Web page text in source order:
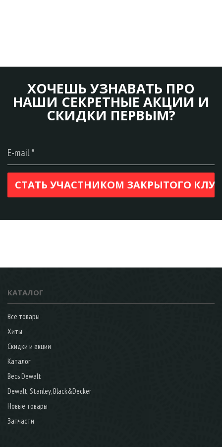
ХОЧЕШЬ УЗНАВАТЬ ПРО
НАШИ СЕКРЕТНЫЕ АКЦИИ И
СКИДКИ ПЕРВЫМ?
КАТАЛОГ
Все товары
Хиты
Скидки и акции
Каталог
Весь Dewalt
Dewalt, Stanley, Black&Decker
Новые товары
Запчасти